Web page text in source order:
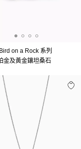
on a Rock 系列
金及黃金鑲坦桑石